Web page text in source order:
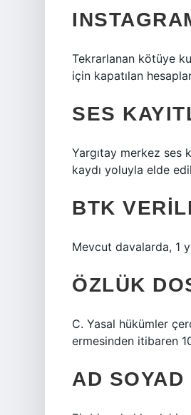
Tekrarlanan kötüye
için kapatılan
SES
Yargıtay merkez ses
kaydı yoluyla elde
BTK
Mevcut davalarda, 1
ÖZLÜK
C. Yasal hükümler
ermesinden itibaren
AD